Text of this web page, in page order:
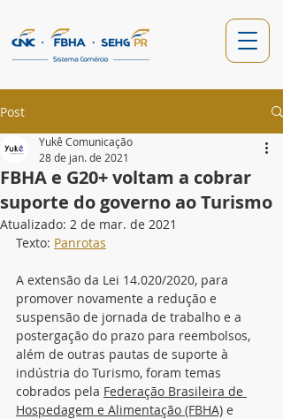
Post
FBHA e G20+ voltam a cobrar
suporte do governo ao Turismo
Yukê Comunicação
28 de jan. de 2021
Atualizado: 2 de mar. de 2021
Texto: Panrotas
A extensão da Lei 14.020/2020, para
promover novamente a redução e
suspensão de jornada de trabalho e a
postergação do prazo para reembolsos,
além de outras pautas de suporte à
indústria do Turismo, foram temas
cobrados pela Federação Brasileira de
Hospedagem e Alimentação (FBHA) e